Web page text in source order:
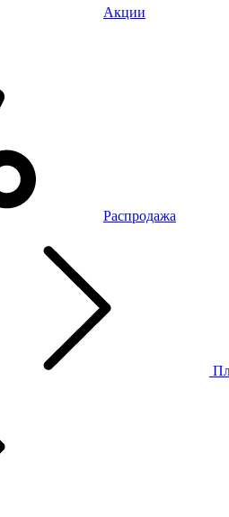
Акции
Распродажа